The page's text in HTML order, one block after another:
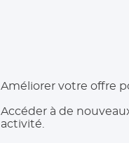
Améliorer votre offre
Accéder à de
activité.